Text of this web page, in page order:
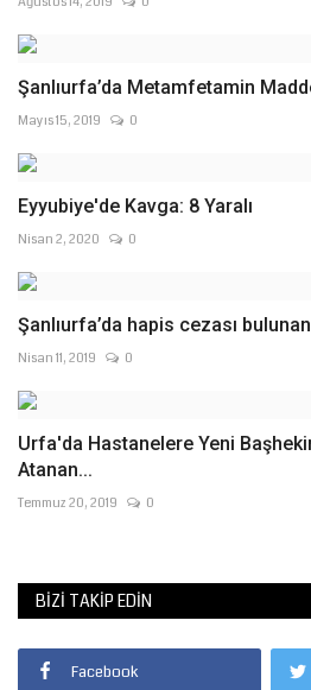
Şanlıurfa’da Metamfetamin
Mayıs 15, 2019 0
Eyyubiye'de Kavga: 8 Yaralı
Nisan 2, 2020 0
Şanlıurfa’da hapis cezası
Nisan 11, 2019 0
Urfa'da Hastanelere Yeni
Atanan...
Temmuz 20, 2019 0
BIZI TAKIP EDIN
Facebook